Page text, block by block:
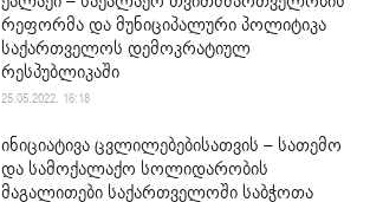
რეფორმა და მუნიციპალური პოლიტიკა
საქართველოს დემოკრატიულ
რესპუბლიკაში
25.05.2022. 16:18
ინიციატივა ცვლილებებისათვის – სათემო
და სამოქალაქო სოლიდარობის
მაგალითები საქართველოში საბჭოთა